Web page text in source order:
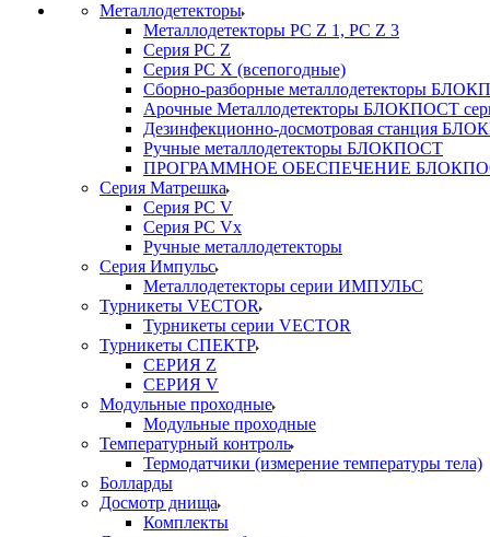
Металлодетекторы
Металлодетекторы РС Z 1, PC Z 3
Серия РС Z
Серия РС X (всепогодные)
Сборно-разборные металлодетекторы
Арочные Металлодетекторы БЛОКПОСТ
Дезинфекционно-досмотровая станция
Ручные металлодетекторы БЛОКПОСТ
ПРОГРАММНОЕ ОБЕСПЕЧЕНИЕ
Серия Матрешка
Серия PC V
Серия PC Vx
Ручные металлодетекторы
Серия Импульс
Металлодетекторы серии ИМПУЛЬС
Турникеты VECTOR
Турникеты серии VECTOR
Турникеты СПЕКТР
СЕРИЯ Z
СЕРИЯ V
Модульные проходные
Модульные проходные
Температурный контроль
Термодатчики (измерение температуры тела)
Болларды
Досмотр днища
Комплекты